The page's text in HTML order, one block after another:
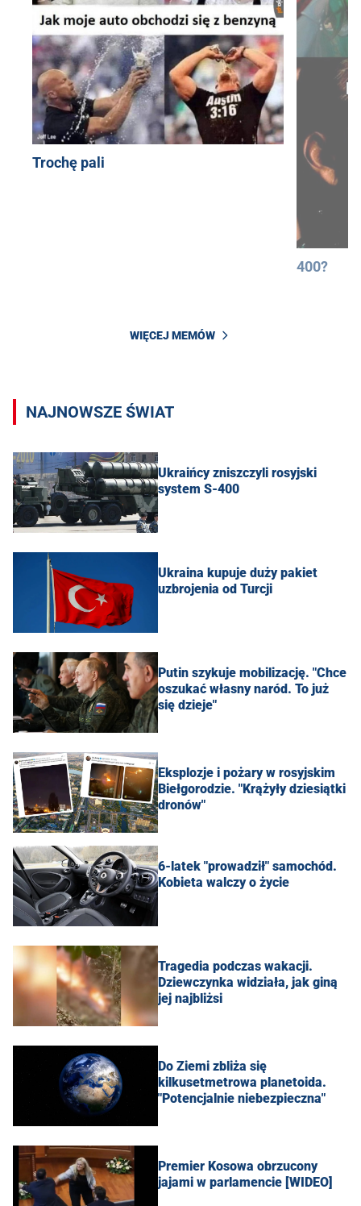
Trochę pali
400?
WIĘCEJ MEMÓW
NAJNOWSZE ŚWIAT
Ukraińcy zniszczyli rosyjski
system S-400
Ukraina kupuje duży pakiet
uzbrojenia od Turcji
Putin szykuje mobilizację. "Chce
oszukać własny naród. To już
się dzieje"
Eksplozje i pożary w rosyjskim
Biełgorodzie. "Krążyły dziesiątki
dronów"
6-latek "prowadził" samochód.
Kobieta walczy o życie
Tragedia podczas wakacji.
Dziewczynka widziała, jak giną
jej najbliżsi
Do Ziemi zbliża się
kilkusetmetrowa planetoida.
"Potencjalnie niebezpieczna"
Premier Kosowa obrzucony
jajami w parlamencie [WIDEO]